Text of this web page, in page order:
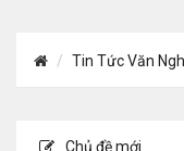
Tin Tức Văn
Chủ đề mới